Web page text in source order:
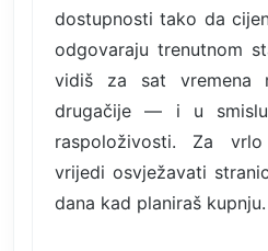
dostupnosti tako da
odgovaraju trenutnom
vidiš za sat vremena
drugačije — i u
raspoloživosti. Za
vrijedi osvježavati
dana kad planiraš kupnju.